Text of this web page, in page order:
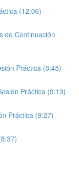
(12:06)
de Continuación
Práctica (8:45)
Práctica (9:13)
Práctica (9:27)